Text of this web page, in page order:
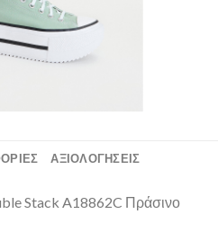
ΑΞΙΟΛΟΓΗΣΕΙΣ
Stack A18862C Πράσινο